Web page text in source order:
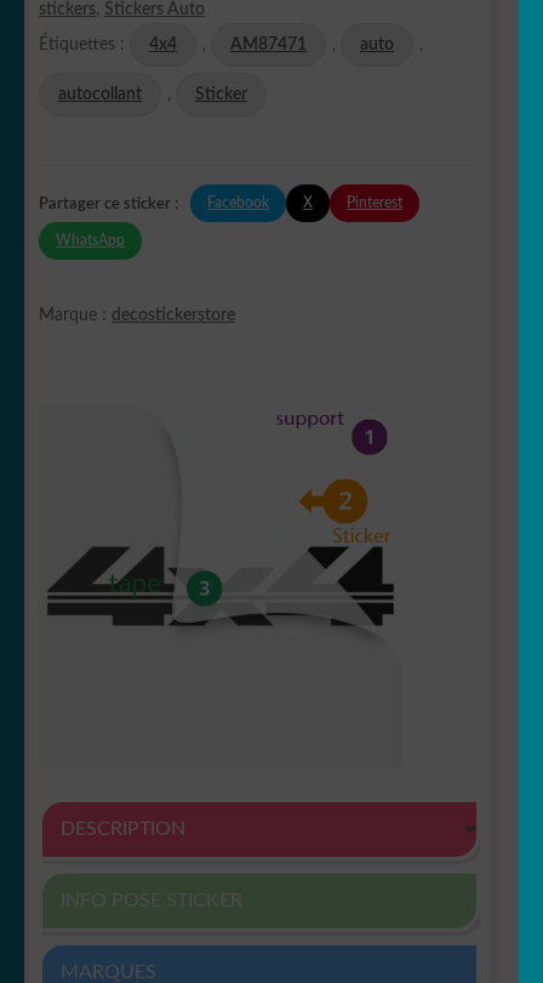
stickers, Stickers Auto
Étiquettes : 4x4 , AM87471 , auto ,
autocollant , Sticker
Partager ce sticker : Facebook X Pinterest
WhatsApp
Marque : decostickerstore
DESCRIPTION
INFO POSE STICKER
MARQUES